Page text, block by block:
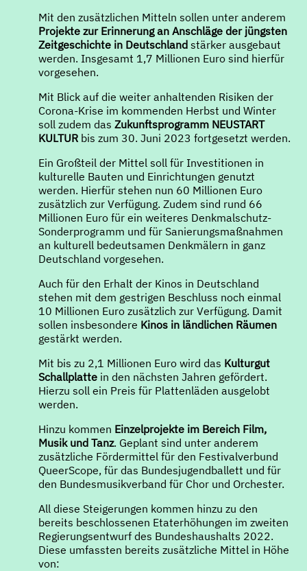
Mit den zusätzlichen Mitteln sollen unter anderem
Projekte zur Erinnerung an Anschläge der jüngsten
Zeitgeschichte in Deutschlandstärker ausgebaut
werden. Insgesamt 1,7 Millionen Euro sind hierfür
vorgesehen.
Mit Blick auf die weiter anhaltenden Risiken der
Corona-Krise im kommenden Herbst und Winter
soll zudem das Zukunftsprogramm NEUSTART
KULTURbis zum 30. Juni 2023 fortgesetzt werden.
Ein Großteil der Mittel soll für Investitionen in
kulturelle Bauten und Einrichtungen genutzt
werden. Hierfür stehen nun 60 Millionen Euro
zusätzlich zur Verfügung. Zudem sind rund 66
Millionen Euro für ein weiteres Denkmalschutz-
Sonderprogramm und für Sanierungsmaßnahmen
an kulturell bedeutsamen Denkmälern in ganz
Deutschland vorgesehen.
Auch für den Erhalt der Kinos in Deutschland
stehen mit dem gestrigen Beschluss noch einmal
10 Millionen Euro zusätzlich zur Verfügung. Damit
sollen insbesondere Kinos in ländlichen Räumen
gestärkt werden.
Mit bis zu 2,1 Millionen Euro wird das Kulturgut
Schallplattein den nächsten Jahren gefördert.
Hierzu soll ein Preis für Plattenläden ausgelobt
werden.
Hinzu kommen Einzelprojekte im Bereich Film,
Musik und Tanz. Geplant sind unter anderem
zusätzliche Fördermittel für den Festivalverbund
QueerScope, für das Bundesjugendballett und für
den Bundesmusikverband für Chor und Orchester.
All diese Steigerungen kommen hinzu zu den
bereits beschlossenen Etaterhöhungen im zweiten
Regierungsentwurf des Bundeshaushalts 2022.
Diese umfassten bereits zusätzliche Mittel in Höhe
von: